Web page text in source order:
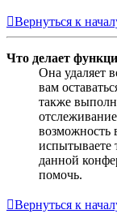
Вернуться к
Что делает
Она удаляет
вам
также
возможность
испытываете
данной
помочь.
Вернуться к